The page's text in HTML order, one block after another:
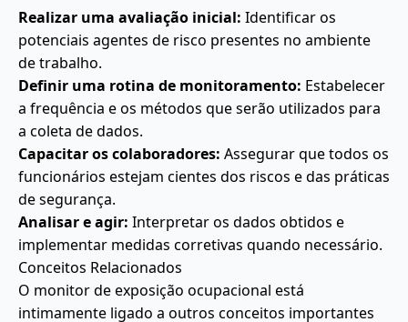
Realizar uma avaliação inicial: Identificar os
potenciais agentes de risco presentes no ambiente
de trabalho.
Definir uma rotina de monitoramento: Estabelecer
a frequência e os métodos que serão utilizados para
a coleta de dados.
Capacitar os colaboradores: Assegurar que todos os
funcionários estejam cientes dos riscos e das práticas
de segurança.
Analisar e agir: Interpretar os dados obtidos e
implementar medidas corretivas quando necessário.
Conceitos Relacionados
O monitor de exposição ocupacional está
intimamente ligado a outros conceitos importantes